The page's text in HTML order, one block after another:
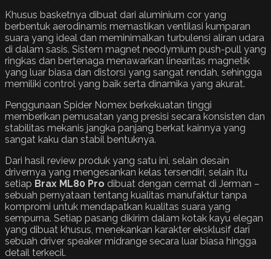
Khusus basketnya dibuat dari aluminium cor yang
berbentuk aerodinamis memastikan ventilasi kumparan
suara yang ideal dan meminimalkan turbulensi aliran udara
di dalam sasis. Sistem magnet neodymium push-pull yang
ringkas dan bertenaga menawarkan linearitas magnetik
yang luar biasa dan distorsi yang sangat rendah, sehingga
memiliki control yang baik serta dinamika yang akurat.
Penggunaan Spider Nomex berkekuatan tinggi
memberikan pemusatan yang presisi secara konsisten dan
stabilitas mekanis jangka panjang berkat kainnya yang
sangat kaku dan stabil bentuknya.
Dari hasil review produk yang satu ini, selain desain
drivernya yang mengesankan kelas tersendiri, selain itu
setiap Brax ML80 Pro dibuat dengan cermat di Jerman –
sebuah pernyataan tentang kualitas manufaktur tanpa
kompromi untuk mendapatkan kualitas suara yang
sempurna. Setiap pasang dikirim dalam kotak kayu elegan
yang dibuat khusus, menekankan karakter eksklusif dari
sebuah driver speaker midrange secara luar biasa hingga
detail terkecil.